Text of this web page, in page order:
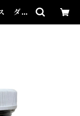
ダブ